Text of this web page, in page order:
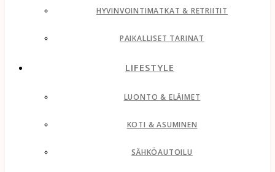
HYVINVOINTIMATKAT & RETRIITIT
PAIKALLISET TARINAT
LIFESTYLE
LUONTO & ELÄIMET
KOTI & ASUMINEN
SÄHKÖAUTOILU